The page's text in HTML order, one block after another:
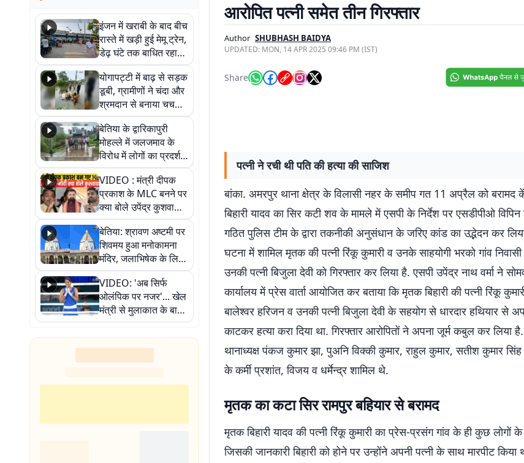
इंजन में खराबी के बाद बीच
रास्ते में खड़ी हुई मेमू ट्रेन,
डेढ़ घंटे तक बाधित रहा
आवागमन
योगापट्टी में बाढ़ से सड़क
डूबी, ग्रामीणों ने चंदा और
श्रमदान से बनाया चचरी
पुल
बेतिया के द्वारिकापुरी
मोहल्ले में जलजमाव के
विरोध में लोगों का प्रदर्शन,
स्थायी समाधान की मांग
VIDEO : मंत्री दीपक
प्रकाश के MLC बनने पर
क्या बोले उपेंद्र कुशवाहा,
सुनिए
बेतिया: श्रावण अष्टमी पर
शिवमय हुआ मनोकामना
मंदिर, जलाभिषेक के लिए
लगी लंबी कतारें
VIDEO: 'अब सिर्फ
ओलंपिक पर नजर'... खेल
मंत्री से मुलाकात के बाद
जैसमीन लंबोरिया का बड़ा
बयान
आरोपित पत्नी समेत तीन गिरफ्तार
Author SHUBHASH BAIDYA
UPDATED: MON, 14 APR 2025 09:46 PM (IST)
Share
पत्नी ने रची थी पति की हत्या की साजिश
बांका. अमरपुर थाना क्षेत्र के विलासी नहर के समीप गत 11 अप्रैल को बरामद
बिहारी यादव का सिर कटी शव के मामले में एसपी के निर्देश पर एसडीपीओ विपिन
गठित पुलिस टीम के द्वारा तकनीकी अनुसंधान के जरिए कांड का उद्भेदन कर
घटना में शामिल मृतक की पत्नी रिंकू कुमारी व उनके साहयोगी भरको गांव
उनकी पत्नी बिजुला देवी को गिरफ्तार कर लिया है. एसपी उपेंद्र नाथ वर्मा ने
कार्यालय में प्रेस वार्ता आयोजित कर बताया कि मृतक बिहारी की पत्नी रिंकू
बालेश्वर हरिजन व उनकी पत्नी बिजुला देवी के सहयोग से धारदार हथियार से
काटकर हत्या करा दिया था. गिरफ्तार आरोपितों ने अपना जूर्म कबुल कर लिया
थानाध्यक्ष पंकज कुमार झा, पुअनि विक्की कुमार, राहुल कुमार, सतीश कुमार
के कर्मी प्रशांत, विजय व धर्मेन्द्र शामिल थे.
मृतक का कटा सिर रामपुर बहियार से बरामद
मृतक बिहारी यादव की पत्नी रिंकू कुमारी का प्रेस-प्रसंग गांव के ही कुछ लोगों
जिसकी जानकारी बिहारी को होने पर उन्होंने अपनी पत्नी के साथ मारपीट